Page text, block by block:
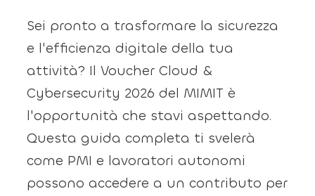
Sei pronto a trasformare la sicurezza
e l'efficienza digitale della tua
attività? Il Voucher Cloud &
Cybersecurity 2026 del MIMIT è
l'opportunità che stavi aspettando.
Questa guida completa ti svelerà
come PMI e lavoratori autonomi
possono accedere a un contributo per